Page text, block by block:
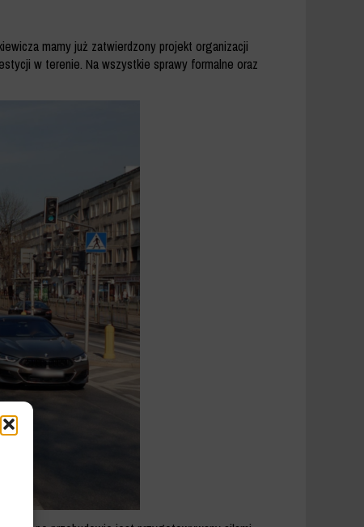
mamy już zatwierdzony projekt organizacji
w terenie. Na wszystkie sprawy formalne oraz